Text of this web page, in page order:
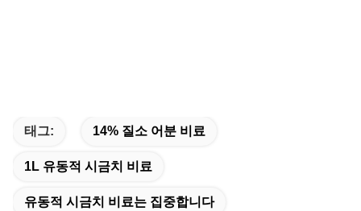
태그: 14% 질소 어분 비료
1L 유동적 시금치 비료
유동적 시금치 비료는 집중합니다